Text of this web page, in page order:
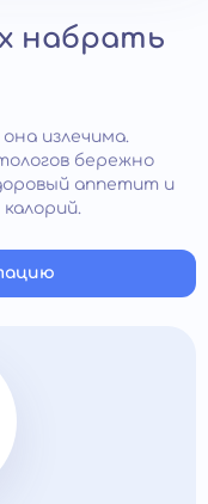
набрать
излечима.
бережно
аппетит и